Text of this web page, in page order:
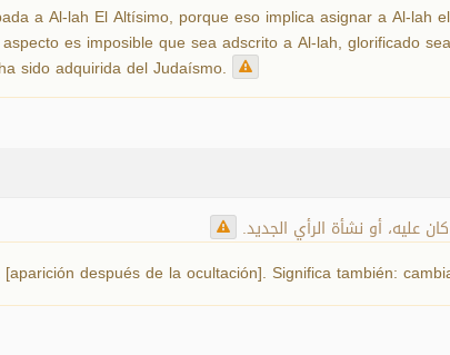
a Al-lah El Altísimo, porque eso implica asignar a Al-lah
es imposible que sea adscrito a Al-lah, glorificado
sido adquirida del Judaísmo.
عليه، أو نشأة الرأي الجديد.
después de la ocultación]. Significa también: